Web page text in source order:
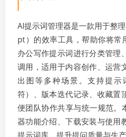
AI提示词管理器是一款用于整
pt）的效率工具，帮助你将常
办公写作提示词进行分类管理
调用，适用于内容创作、运营
出图等多种场景。支持提示
符）、版本迭代记录、收藏置
便团队协作共享与统一规范。
器功能介绍、下载安装与使用